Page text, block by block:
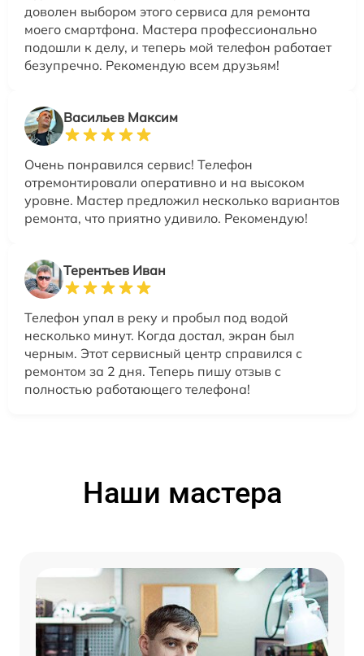
доволен выбором этого сервиса для ремонта
моего смартфона. Мастера профессионально
подошли к делу, и теперь мой телефон работает
безупречно. Рекомендую всем друзьям!
Васильев Максим
Очень понравился сервис! Телефон
отремонтировали оперативно и на высоком
уровне. Мастер предложил несколько вариантов
ремонта, что приятно удивило. Рекомендую!
Терентьев Иван
Телефон упал в реку и пробыл под водой
несколько минут. Когда достал, экран был
черным. Этот сервисный центр справился с
ремонтом за 2 дня. Теперь пишу отзыв с
полностью работающего телефона!
Наши мастера